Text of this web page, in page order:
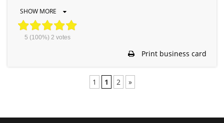
SHOW MORE
5 (100%) 2 votes
Print business card
1 1 2 »